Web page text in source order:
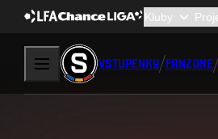
VSTUPENKY FANZONE